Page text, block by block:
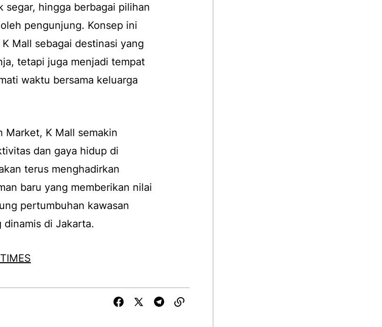
hingga berbagai pilihan
pengunjung. Konsep ini
Mall sebagai destinasi yang
tetapi juga menjadi tempat
waktu bersama keluarga
Market, K Mall semakin
dan gaya hidup di
terus menghadirkan
baru yang memberikan nilai
pertumbuhan kawasan
dinamis di Jakarta.